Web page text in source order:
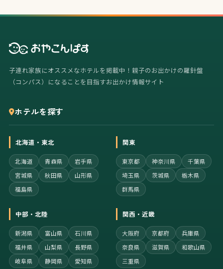
子連れ家族にオススメなホテルを掲載中！親子のお出かけの羅針盤
（コンパス）になることを目指すお出かけ情報サイト
ホテルを探す
北海道・東北
北海道 青森県
岩手県
宮城県
秋田県
山形県
福島県
関東
東京都 神奈川県
千葉県
埼玉県
茨城県
栃木県
群馬県
中部・北陸
新潟県 富山県
石川県
福井県
山梨県
長野県
岐阜県
静岡県 愛知県
関西・近畿
大阪府 京都府
兵庫県
奈良県
滋賀県
和歌山県
三重県